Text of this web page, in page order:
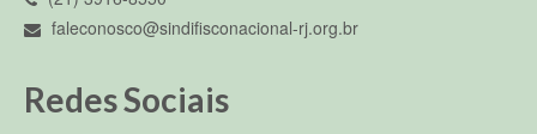
faleconosco@sindifisconacional-rj.org.br
Redes Sociais